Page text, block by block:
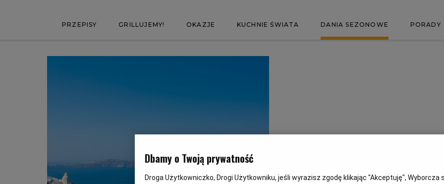
PRZEPISY GRILLUJEMY! OKAZJE KUCHNIE ŚWIATA DANIA SEZONOWE PORADY
DANIA SEZONOWE
Mrożona
Dbamy o Twoją prywatność
Droga Użytkowniczko, Drogi Użytkowniku, jeśli wyrazisz zgodę klikając "Akceptuję", Wyborcza